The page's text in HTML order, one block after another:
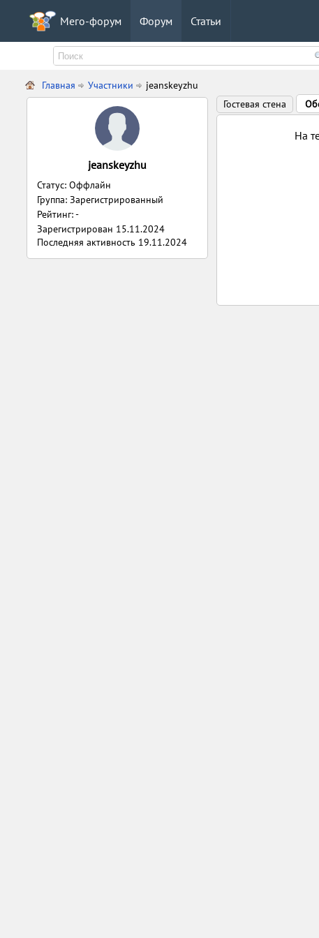
Мего-форум Форум Статьи
Главная Участники jeanskeyzhu
jeanskeyzhu
Статус: Оффлайн
Группа: Зарегистрированный
Рейтинг: -
Зарегистрирован 15.11.2024
Последняя активность 19.11.2024
Гостевая стена
На